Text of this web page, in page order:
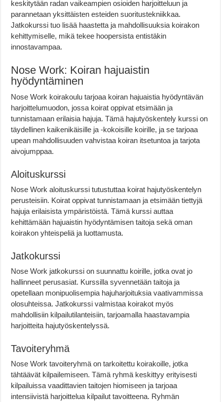
keskitytään radan vaikeampien osioiden harjoitteluun ja
parannetaan yksittäisten esteiden suoritustekniikkaa.
Jatkokurssi tuo lisää haastetta ja mahdollisuuksia koirakon
kehittymiselle, mikä tekee hoopersista entistäkin
innostavampaa.
Nose Work: Koiran hajuaistin
hyödyntäminen
Nose Work koirakoulu tarjoaa koiran hajuaistia hyödyntävän
harjoittelumuodon, jossa koirat oppivat etsimään ja
tunnistamaan erilaisia hajuja. Tämä hajutyöskentely kurssi on
täydellinen kaikenikäisille ja -kokoisille koirille, ja se tarjoaa
upean mahdollisuuden vahvistaa koiran itsetuntoa ja tarjota
aivojumppaa.
Aloituskurssi
Nose Work aloituskurssi tutustuttaa koirat hajutyöskentelyn
perusteisiin. Koirat oppivat tunnistamaan ja etsimään tiettyjä
hajuja erilaisista ympäristöistä. Tämä kurssi auttaa
kehittämään hajuaistin hyödyntämisen taitoja sekä oman
koirakon yhteispeliä ja luottamusta.
Jatkokurssi
Nose Work jatkokurssi on suunnattu koirille, jotka ovat jo
hallinneet perusasiat. Kurssilla syvennetään taitoja ja
opetellaan monipuolisempia hajuharjoituksia vaativammissa
olosuhteissa. Jatkokurssi valmistaa koirakot myös
mahdollisiin kilpailutilanteisiin, tarjoamalla haastavampia
harjoitteita hajutyöskentelyssä.
Tavoiteryhmä
Nose Work tavoiteryhmä on tarkoitettu koirakoille, jotka
tähtäävät kilpailemiseen. Tämä ryhmä keskittyy erityisesti
kilpailuissa vaadittavien taitojen hiomiseen ja tarjoaa
intensiivistä harjoittelua kilpailut tavoitteena. Ryhmän